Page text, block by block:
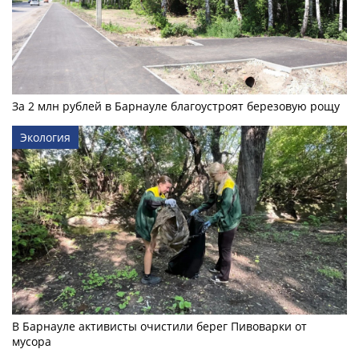
За 2 млн рублей в Барнауле благоустроят березовую рощу
Экология
В Барнауле активисты очистили берег Пивоварки от
мусора